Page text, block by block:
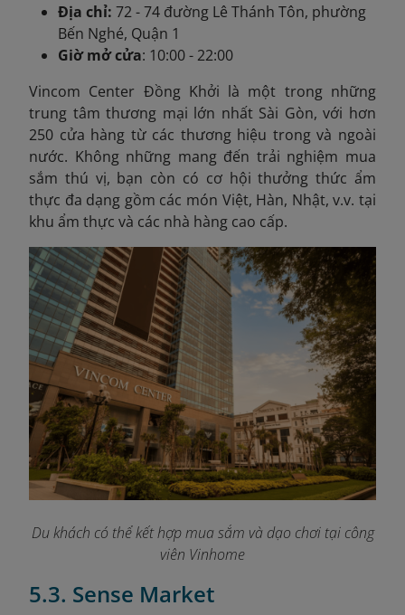
Địa chỉ: 72 - 74 đường Lê Thánh Tôn, phường
Bến Nghé, Quận 1
Giờ mở cửa: 10:00 - 22:00
Vincom Center Đồng Khởi là một trong những
trung tâm thương mại lớn nhất Sài Gòn, với hơn
250 cửa hàng từ các thương hiệu trong và ngoài
nước. Không những mang đến trải nghiệm mua
sắm thú vị, bạn còn có cơ hội thưởng thức ẩm
thực đa dạng gồm các món Việt, Hàn, Nhật, v.v. tại
khu ẩm thực và các nhà hàng cao cấp.
Du khách có thể kết hợp mua sắm và dạo chơi tại công
viên Vinhome
5.3. Sense Market